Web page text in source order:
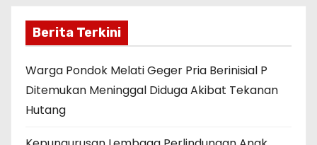
Berita Terkini
Warga Pondok Melati Geger Pria Berinisial P
Ditemukan Meninggal Diduga Akibat Tekanan
Hutang